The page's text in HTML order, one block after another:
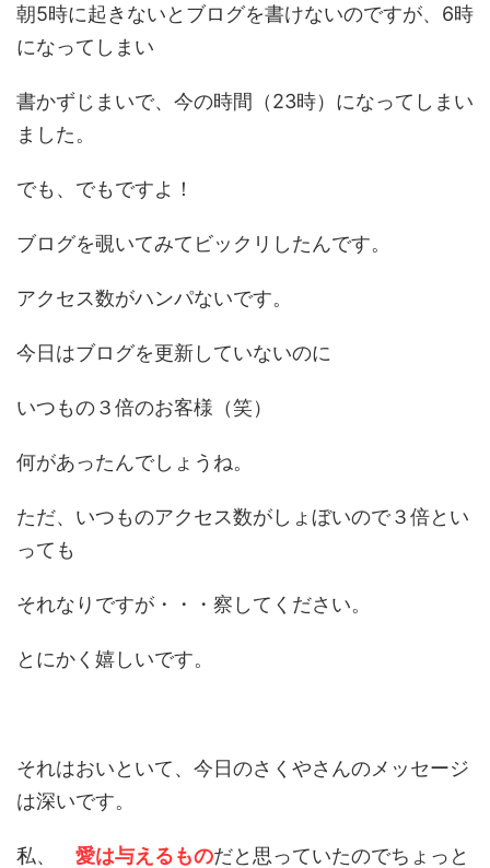
朝5時に起きないとブログを書けないのですが、6時
になってしまい
書かずじまいで、今の時間（23時）になってしまい
ました。
でも、でもですよ！
ブログを覗いてみてビックリしたんです。
アクセス数がハンパないです。
今日はブログを更新していないのに
いつもの３倍のお客様（笑）
何があったんでしょうね。
ただ、いつものアクセス数がしょぼいので３倍とい
っても
それなりですが・・・察してください。
とにかく嬉しいです。
それはおいといて、今日のさくやさんのメッセージ
は深いです。
私、 愛は与えるものだと思っていたのでちょっと